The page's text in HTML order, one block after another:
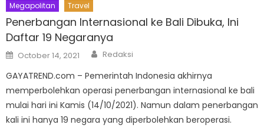
Megapolitan Travel
Penerbangan Internasional ke Bali Dibuka, Ini
Daftar 19 Negaranya
Posted
on
October 14, 2021 Author
Redaksi
GAYATREND.com – Pemerintah Indonesia akhirnya
memperbolehkan operasi penerbangan internasional ke bali
mulai hari ini Kamis (14/10/2021). Namun dalam penerbangan
kali ini hanya 19 negara yang diperbolehkan beroperasi.